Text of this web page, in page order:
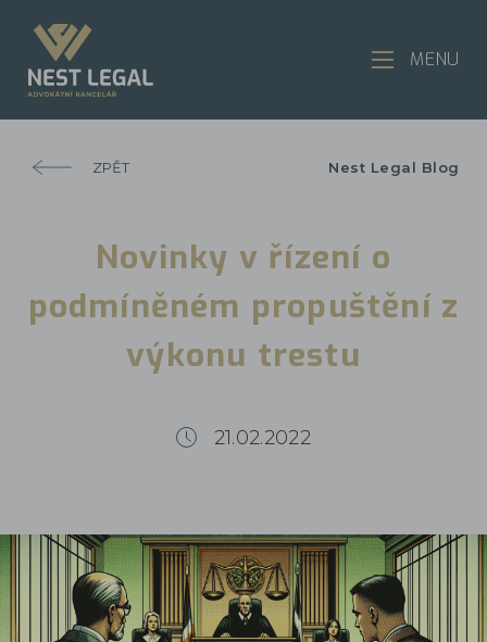
ZPĚT Nest Legal Blog
Novinky v řízení o
podmíněném propuštění z
výkonu trestu
21.02.2022
MENU